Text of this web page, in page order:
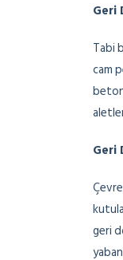
Geri
Tabi
cam
Geri
geri